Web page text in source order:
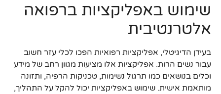
שימוש באפליקציות ברפואה
אלטרנטיבית
בעידן הדיגיטלי, אפליקציות רפואיות הפכו לכלי עזר חשוב
עבור נשים הרות. אפליקציות אלו מציעות מגוון רחב של מידע
וכלים בנושאים כמו תרגול נשימות, טכניקות הרפיה, ותזונה
מותאמת אישית. שימוש באפליקציות יכול להקל על התהליך,